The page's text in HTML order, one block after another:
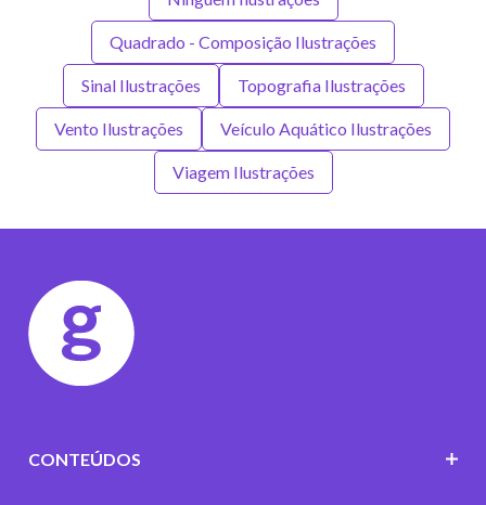
Quadrado - Composição Ilustrações
Sinal Ilustrações Topografia Ilustrações
Vento Ilustrações Veículo Aquático Ilustrações
Viagem Ilustrações
CONTEÚDOS